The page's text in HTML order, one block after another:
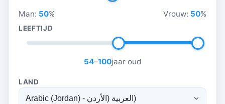
Man: 50% Vrouw: 50%
LEEFTIJD
54–100jaar oud
LAND